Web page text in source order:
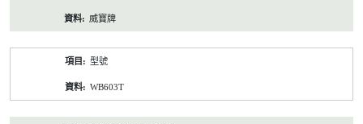
威寶牌
型號
WB603T